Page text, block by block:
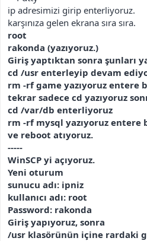
ip adresimizi girip enterliyoruz.
karşınıza gelen ekrana sıra sıra.
root
rakonda (yazıyoruz.)
Giriş yaptıktan sonra şunları
cd /usr enterleyip devam
rm -rf game yazıyoruz entere
tekrar sadece cd yazıyoruz
cd /var/db enterliyoruz
rm -rf mysql yazıyoruz entere
ve reboot atıyoruz.
-----
WinSCP yi açıyoruz.
Yeni oturum
sunucu adı: ipniz
kullanıcı adı: root
Password: rakonda
Giriş yapıyoruz, sonra
/usr klasörünün içine rardaki